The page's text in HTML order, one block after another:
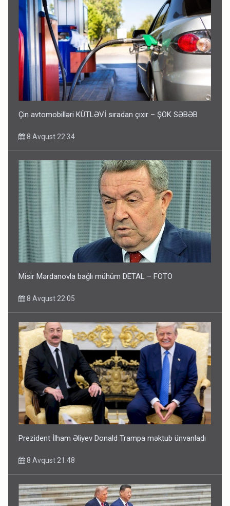
Çin avtomobilləri KÜTLƏVİ sıradan çıxır – ŞOK SƏBƏB
8 Avqust 22:34
Misir Mərdanovla bağlı mühüm DETAL – FOTO
8 Avqust 22:05
Prezident İlham Əliyev Donald Trampa məktub ünvanladı
8 Avqust 21:48